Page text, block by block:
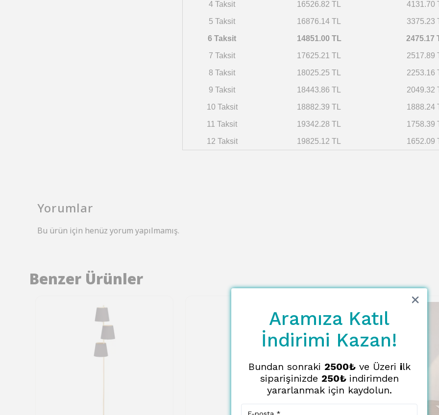
4 Taksit 16526.82 TL 4131.70
5 Taksit 16876.14 TL 3375.23
6 Taksit 14851.00 TL 2475.17
7 Taksit 17625.21 TL 2517.89
8 Taksit 18025.25 TL 2253.16
9 Taksit 18443.86 TL 2049.32
10 Taksit 18882.39 TL 1888.24
11 Taksit 19342.28 TL 1758.39
12 Taksit 19825.12 TL 1652.09
Yorumlar
Bu ürün için henüz yorum yapılmamış.
Benzer Ürünler
Aramıza Katıl
İndirimi Kazan!
Bundan sonraki 2500₺ve Üzeri ilk
siparişinizde 250₺ indirimden
yararlanmak için kaydolun.